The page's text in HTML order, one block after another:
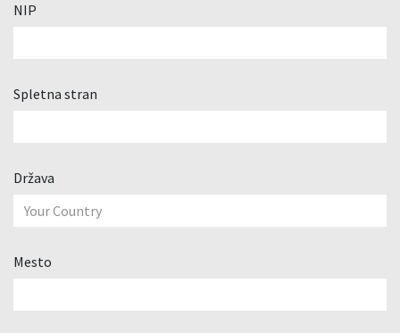
NIP
Spletna stran
Država
Mesto